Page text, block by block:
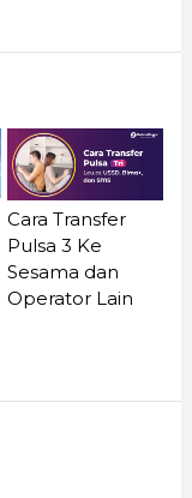
Cara Transfer
Pulsa 3 Ke
Sesama dan
Operator Lain